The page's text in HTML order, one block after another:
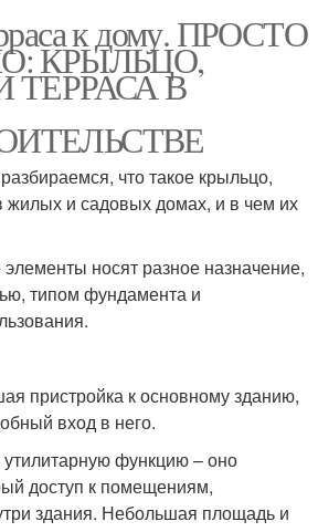
к дому. ПРОСТО
КРЫЛЬЦО,
ТЕРРАСА В
что такое крыльцо,
жилых и садовых домах, и в чем их
носят разное назначение,
типом фундамента и
пристройка к основному зданию,
вход в него.
функцию – оно
доступ к помещениям,
здания. Небольшая площадь и